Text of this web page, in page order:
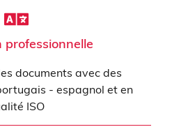
professionnelle
documents avec des
- espagnol et en
ISO